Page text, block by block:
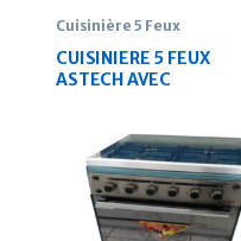
Cuisinière 5 Feux
CUISINIERE 5 FEUX
ASTECH AVEC